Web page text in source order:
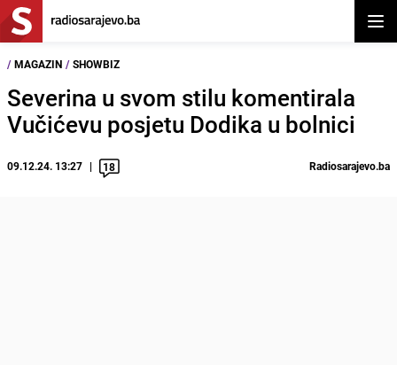
/ MAGAZIN / SHOWBIZ
Severina u svom stilu komentirala
Vučićevu posjetu Dodika u bolnici
09.12.24. 13:27 18 Radiosarajevo.ba